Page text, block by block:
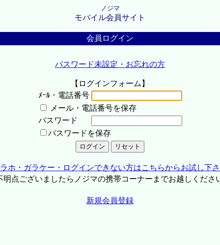
ノジマ
モバイル会員サイト
会員ログイン
パスワード未設定・お忘れの方
【ログインフォーム】
ﾒｰﾙ・電話番号
メール・電話番号を保存
パスワード
パスワードを保存
ホ・ガラケー・ログインできない方はこちらからお試し下
点ございましたらノジマの携帯コーナーまでお越しくださ
新規会員登録